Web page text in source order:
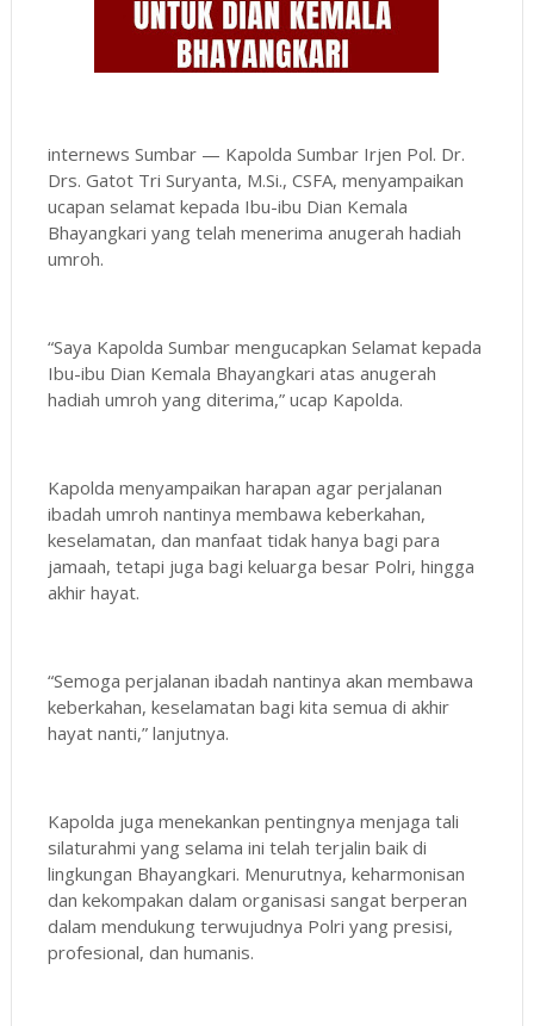
internews Sumbar — Kapolda Sumbar Irjen Pol. Dr.
Drs. Gatot Tri Suryanta, M.Si., CSFA, menyampaikan
ucapan selamat kepada Ibu-ibu Dian Kemala
Bhayangkari yang telah menerima anugerah hadiah
umroh.
“Saya Kapolda Sumbar mengucapkan Selamat kepada
Ibu-ibu Dian Kemala Bhayangkari atas anugerah
hadiah umroh yang diterima,” ucap Kapolda.
Kapolda menyampaikan harapan agar perjalanan
ibadah umroh nantinya membawa keberkahan,
keselamatan, dan manfaat tidak hanya bagi para
jamaah, tetapi juga bagi keluarga besar Polri, hingga
akhir hayat.
“Semoga perjalanan ibadah nantinya akan membawa
keberkahan, keselamatan bagi kita semua di akhir
hayat nanti,” lanjutnya.
Kapolda juga menekankan pentingnya menjaga tali
silaturahmi yang selama ini telah terjalin baik di
lingkungan Bhayangkari. Menurutnya, keharmonisan
dan kekompakan dalam organisasi sangat berperan
dalam mendukung terwujudnya Polri yang presisi,
profesional, dan humanis.